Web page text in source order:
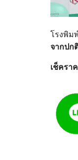
โรงพิม
จากปก
เช็ครา